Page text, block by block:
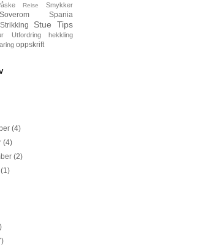
Reise
Smykker
Soverom Spania
Strikking Stue Tips
Utfordring
hekkling
oppskrift
(4)
(4)
(2)
(1)